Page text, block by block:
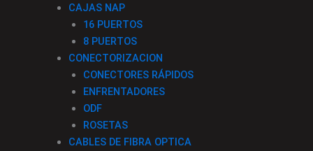
CAJAS NAP
16 PUERTOS
8 PUERTOS
CONECTORIZACION
CONECTORES RÁPIDOS
ENFRENTADORES
ODF
ROSETAS
CABLES DE FIBRA OPTICA